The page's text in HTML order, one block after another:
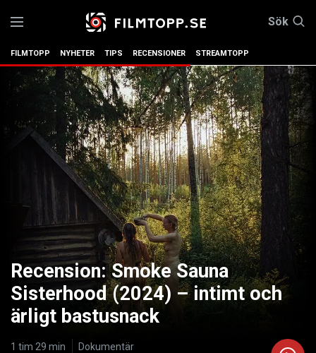
Sök
FILMTOPP NYHETER TIPS RECENSIONER STREAMTOPP
Recension: Smoke Sauna
Sisterhood (2024) – intimt och
ärligt bastusnack
1 tim 29 min Dokumentär